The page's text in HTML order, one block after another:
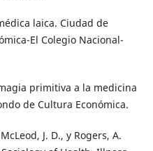
laica. Ciudad de
El Colegio Nacional-
primitiva a la medicina
de Cultura Económica.
J. D., y Rogers, A.